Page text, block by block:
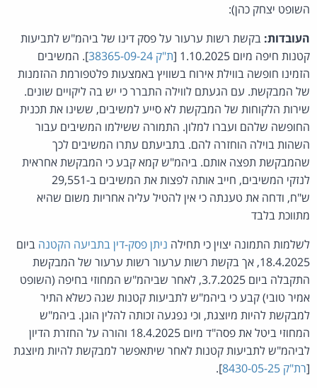
השופט יצחק כהן):
העובדות: בקשת רשות ערעור על פסק דינו של ביהמ"ש לתביעות
קטנות חיפה מיום 1.10.2025 [
ת"ק 38365-09-24
]. המשיבים
הזמינו חופשה בווילת אירוח בשוויץ באמצעות פלטפורמת ההזמנות
של המבקשת. עם הגעתם לווילה התברר כי יש בה ליקויים שונים.
שירות הלקוחות של המבקשת לא סייע למשיבים, ששינו את תכנית
החופשה שלהם ועברו למלון. התמורה ששילמו המשיבים עבור
השהות בוילה הוחזרה להם. בתביעתם עתרו המשיבים לכך
שהמבקשת תפצה אותם. ביהמ"ש קמא קבע כי המבקשת אחראית
לנזקי המשיבים, חייב אותה לפצות את המשיבים ב-29,551
ש"ח, ודחה את טענתה כי אין להטיל עליה אחריות משום שהיא
מתווכת בלבד
לשלמות התמונה יצוין כי תחילה ניתן פסק-דין בתביעה הקטנה ביום
18.4.2025, אך בקשת רשות ערעור רשות ערעור של המבקשת
התקבלה ביום 3.7.2025, לאחר שביהמ"ש המחוזי בחיפה (השופט
אמיר טובי) קבע כי ביהמ"ש לתביעות קטנות שגה כשלא התיר
למבקשת להיות מיוצגת, וכי נפגעה זכותה להלין הוגן. ביהמ"ש
המחוזי ביטל את פסה"ד מיום 18.4.2025 והורה על החזרת הדיון
לביהמ"ש לתביעות קטנות לאחר שיתאפשר למבקשת להיות מיוצגת
[רת"ק 8430-05-25
].